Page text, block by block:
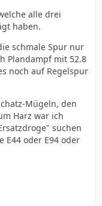
alle drei
haben.
schmale Spur nur
Plandampf mit 52.8
noch auf Regelspur
Mügeln, den
Harz war ich
suchen
E44 oder E94 oder